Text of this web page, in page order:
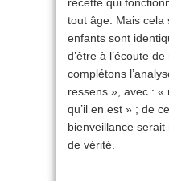
tout âge. Mais cela
enfants sont
d’être à l’écoute
complétons
ressens », avec : «
qu’il en est » ; de
bienveillance serait
de vérité.